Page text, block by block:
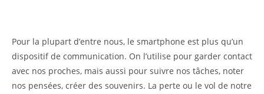
Pour la plupart d’entre nous, le smartphone est plus qu’un
dispositif de communication. On l’utilise pour garder contact
avec nos proches, mais aussi pour suivre nos tâches, noter
nos pensées, créer des souvenirs. La perte ou le vol de notre